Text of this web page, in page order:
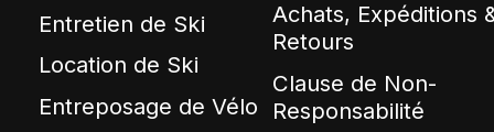
Entretien de Ski
Location de Ski
Entreposage de Vélo
Achats, Expéditions
Retours
Clause de Non-
Responsabilité